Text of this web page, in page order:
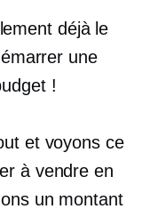
déjà le
une
!
et voyons ce
à vendre en
un montant